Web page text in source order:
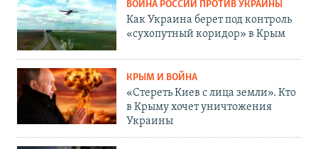
ВОЙНА РОССИИ ПРОТИВ УКРАИНЫ
Как Украина берет под контроль
«сухопутный коридор» в Крым
КРЫМ И ВОЙНА
«Стереть Киев с лица земли». Кто
в Крыму хочет уничтожения
Украины